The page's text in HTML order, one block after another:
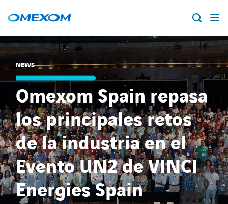
Sobre Omexom
Expertises
RSC
Transición energética
Noticias
Nuestra red
Search
for:
NEWS
Omexom Spain repasa
los principales retos
de la industria en el
Evento UN2 de VINCI
Energies Spain